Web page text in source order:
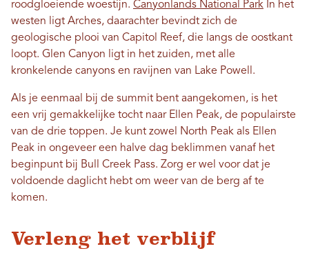
roodgloeiende woestijn. Canyonlands National Park In het
westen ligt Arches, daarachter bevindt zich de
geologische plooi van Capitol Reef, die langs de oostkant
loopt. Glen Canyon ligt in het zuiden, met alle
kronkelende canyons en ravijnen van Lake Powell.
Als je eenmaal bij de summit bent aangekomen, is het
een vrij gemakkelijke tocht naar Ellen Peak, de populairste
van de drie toppen. Je kunt zowel North Peak als Ellen
Peak in ongeveer een halve dag beklimmen vanaf het
beginpunt bij Bull Creek Pass. Zorg er wel voor dat je
voldoende daglicht hebt om weer van de berg af te
komen.
Verleng het verblijf